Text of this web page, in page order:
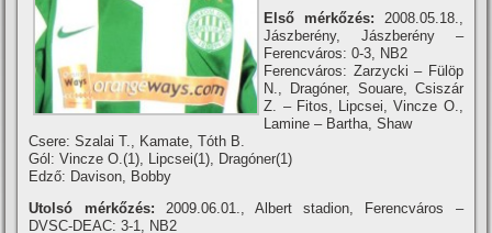
Első mérkőzés: 2008.05.18.,
Jászberény, Jászberény –
Ferencváros: 0-3, NB2
Ferencváros: Zarzycki – Fülöp
N., Dragóner, Souare, Csiszár
Z. – Fitos, Lipcsei, Vincze O.,
Lamine – Bartha, Shaw
Csere: Szalai T., Kamate, Tóth B.
Gól: Vincze O.(1), Lipcsei(1), Dragóner(1)
Edző: Davison, Bobby
Utolsó mérkőzés: 2009.06.01., Albert stadion, Ferencváros –
DVSC-DEAC: 3-1, NB2